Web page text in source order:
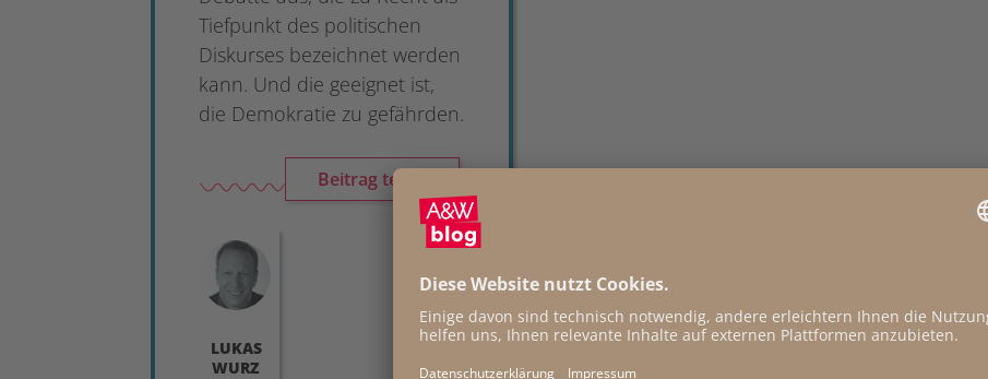
Tiefpunkt des politischen
Diskurses bezeichnet werden
kann. Und die geeignet ist,
die Demokratie zu gefährden.
Beitrag teilen
LUKAS
WURZ